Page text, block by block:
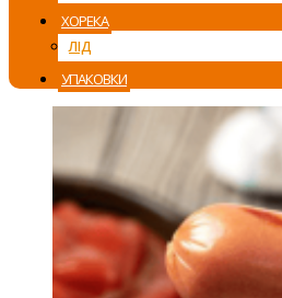
ХОРЕКА
ЛІД
УПАКОВКИ